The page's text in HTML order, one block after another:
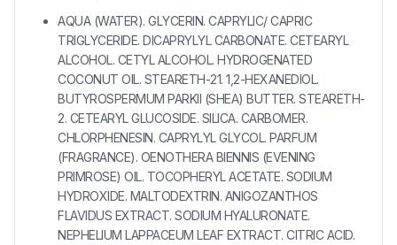
AQUA (WATER). GLYCERIN. CAPRYLIC/ CAPRIC
TRIGLYCERIDE. DICAPRYLYL CARBONATE. CETEARYL
ALCOHOL. CETYL ALCOHOL. HYDROGENATED
COCONUT OIL. STEARETH-21. 1,2-HEXANEDIOL.
BUTYROSPERMUM PARKII (SHEA) BUTTER. STEARETH-
2. CETEARYL GLUCOSIDE. SILICA. CARBOMER.
CHLORPHENESIN. CAPRYLYL GLYCOL. PARFUM
(FRAGRANCE). OENOTHERA BIENNIS (EVENING
PRIMROSE) OIL. TOCOPHERYL ACETATE. SODIUM
HYDROXIDE. MALTODEXTRIN. ANIGOZANTHOS
FLAVIDUS EXTRACT. SODIUM HYALURONATE.
NEPHELIUM LAPPACEUM LEAF EXTRACT. CITRIC ACID.